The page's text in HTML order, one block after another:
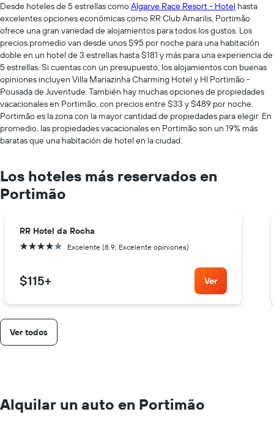
Desde hoteles de 5 estrellas comoAlgarve Race Resort - Hotel hasta
excelentes opciones económicas como RR Club Amarilis, Portimão
ofrece una gran variedad de alojamientos para todos los gustos. Los
precios promedio van desde unos $95 por noche para una habitación
doble en un hotel de 3 estrellas hasta $181 y más para una experiencia de
5 estrellas. Si cuentas con un presupuesto, los alojamientos con buenas
opiniones incluyen Villa Mariazinha Charming Hotel y HI Portimão -
Pousada de Juventude. También hay muchas opciones de propiedades
vacacionales en Portimão, con precios entre $33 y $489 por noche.
Portimão es la zona con la mayor cantidad de propiedades para elegir. En
promedio, las propiedades vacacionales en Portimão son un 19% más
baratas que una habitación de hotel en la ciudad.
Los hoteles más reservados en
Portimão
RR Hotel da Rocha
4 estrellas Excelente (8.9, Excelente opiniones)
$115+ Ver
Ver todos
Alquilar un auto en Portimão